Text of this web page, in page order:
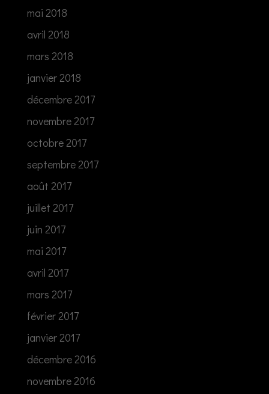
mai 2018
avril 2018
mars 2018
janvier 2018
décembre 2017
novembre 2017
octobre 2017
septembre 2017
août 2017
juillet 2017
juin 2017
mai 2017
avril 2017
mars 2017
février 2017
janvier 2017
décembre 2016
novembre 2016